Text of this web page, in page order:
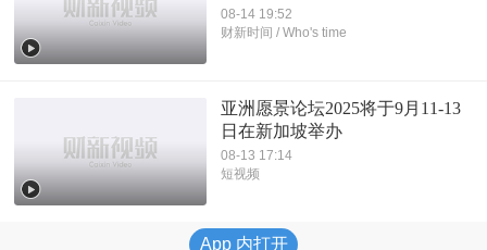
App 内打开
08-14 19:52
财新时间 / Who's time
亚洲愿景论坛2025将于9月11-13
日在新加坡举办
08-13 17:14
短视频